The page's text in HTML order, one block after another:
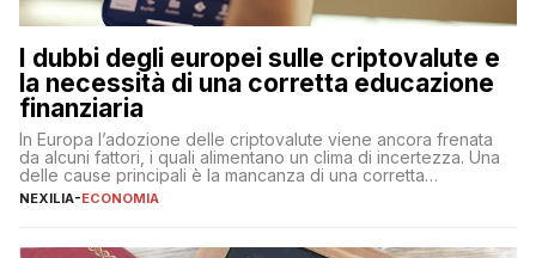
I dubbi degli europei sulle criptovalute e
la necessità di una corretta educazione
finanziaria
In Europa l’adozione delle criptovalute viene ancora frenata
da alcuni fattori, i quali alimentano un clima di incertezza. Una
delle cause principali è la mancanza di una corretta
educazione finanziaria, che impedisce ad una larga parte della
sulle criptovalute: […]
NEXILIA-ECONOMIA